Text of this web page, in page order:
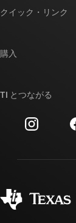
投資家向け情
製造
クイック・リンク
クロスリファ
カスタマー
myTI アカウ
購入
ご注文に関す
TI とつながる